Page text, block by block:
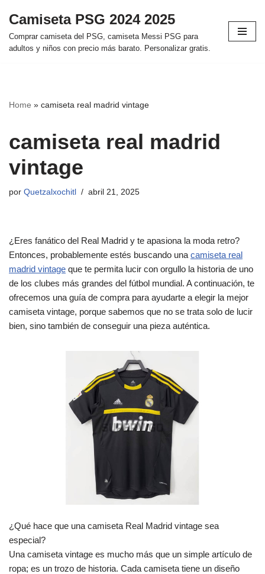
Saltar
al
Camiseta PSG 2024 2025
Comprar camiseta del PSG, camiseta Messi PSG para
adultos y niños con precio más barato. Personalizar gratis.
Home » camiseta real madrid vintage
camiseta real madrid
vintage
por Quetzalxochitl abril 21, 2025
¿Eres fanático del Real Madrid y te apasiona la moda retro?
Entonces, probablemente estés buscando una camiseta real
madrid vintage que te permita lucir con orgullo la historia de uno
de los clubes más grandes del fútbol mundial. A continuación, te
ofrecemos una guía de compra para ayudarte a elegir la mejor
camiseta vintage, porque sabemos que no se trata solo de lucir
bien, sino también de conseguir una pieza auténtica.
¿Qué hace que una camiseta Real Madrid vintage sea
especial?
Una camiseta vintage es mucho más que un simple artículo de
ropa; es un trozo de historia. Cada camiseta tiene un diseño